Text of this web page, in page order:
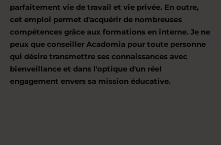
parfaitement vie de travail et vie privée. En outre,
cet emploi permet d'acquérir de nombreuses
compétences grâce aux formations en interne. Je ne
peux que conseiller Acadomia pour toute personne
qui désire transmettre ses connaissances avec
bienveillance et dans l'optique d'un réel
engagement envers sa mission éducative.